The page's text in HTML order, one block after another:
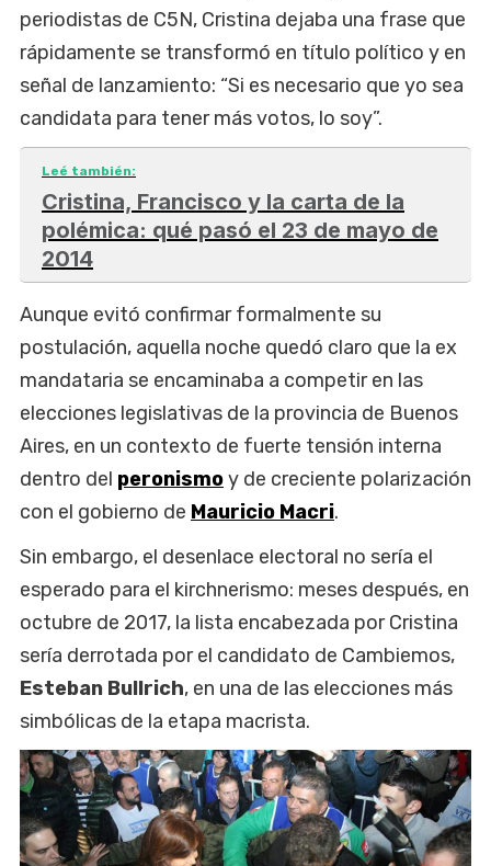
periodistas de C5N, Cristina dejaba una frase que
rápidamente se transformó en título político y en
señal de lanzamiento: “Si es necesario que yo sea
candidata para tener más votos, lo soy”.
Leé también:
Cristina, Francisco y la carta de la
polémica: qué pasó el 23 de mayo de
2014
Aunque evitó confirmar formalmente su
postulación, aquella noche quedó claro que la ex
mandataria se encaminaba a competir en las
elecciones legislativas de la provincia de Buenos
Aires, en un contexto de fuerte tensión interna
dentro del peronismoy de creciente polarización
con el gobierno de Mauricio Macri.
Sin embargo, el desenlace electoral no sería el
esperado para el kirchnerismo: meses después, en
octubre de 2017, la lista encabezada por Cristina
sería derrotada por el candidato de Cambiemos,
Esteban Bullrich, en una de las elecciones más
simbólicas de la etapa macrista.